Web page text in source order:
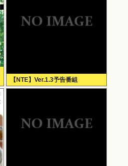
【NTE】Ver.1.3予告番組